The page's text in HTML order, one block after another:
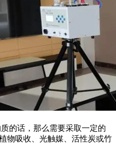
的话，那么需要采取一定的
物吸收、光触媒、活性炭或竹